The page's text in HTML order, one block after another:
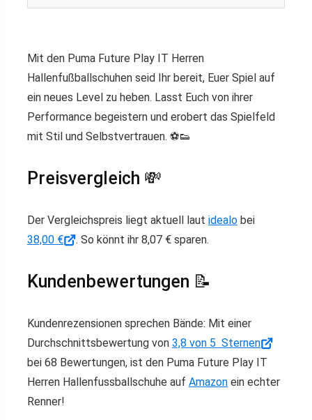
Mit den Puma Future Play IT Herren
Hallenfußballschuhen seid Ihr bereit, Euer Spiel auf
ein neues Level zu heben. Lasst Euch von ihrer
Performance begeistern und erobert das Spielfeld
mit Stil und Selbstvertrauen. ⚽👟
Preisvergleich 💸
Der Vergleichspreis liegt aktuell laut idealo bei
38,00 €
. So könnt ihr 8,07 € sparen.
Kundenbewertungen 📝
Kundenrezensionen sprechen Bände: Mit einer
Durchschnittsbewertung von 3,8 von 5 Sternen
bei 68 Bewertungen, ist den Puma Future Play IT
Herren Hallenfussballschuhe auf Amazon ein echter
Renner!